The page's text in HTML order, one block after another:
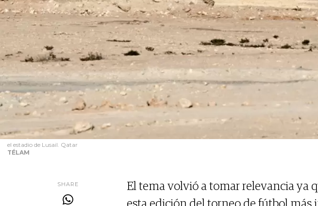
el estadio de Lusail. Qatar
TÉLAM
SHARE
El tema volvió a tomar relevancia ya